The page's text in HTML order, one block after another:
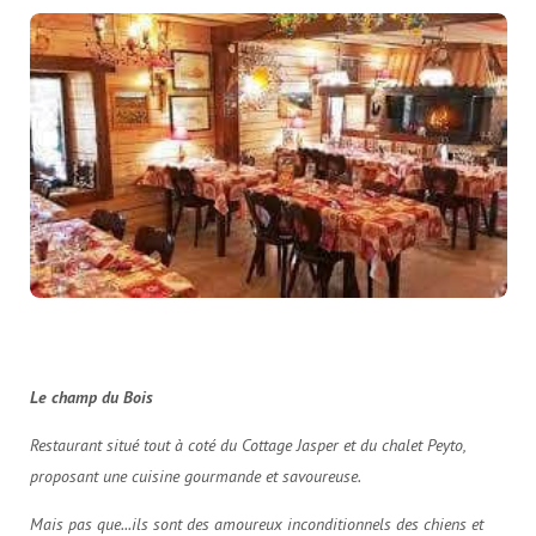
Le champ du Bois
Restaurant situé tout à coté du Cottage Jasper et du chalet Peyto,
proposant une cuisine gourmande et savoureuse.
Mais pas que...ils sont des amoureux inconditionnels des chiens et